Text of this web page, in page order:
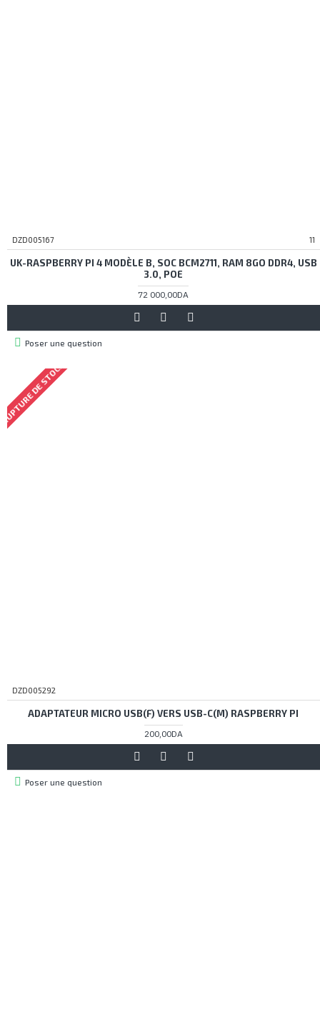
DZD005167 11
UK-RASPBERRY PI 4 MODÈLE B, SOC BCM2711, RAM 8GO DDR4, USB
3.0, POE
72 000,00DA
Poser une question
DE STOCK
DZD005292
ADAPTATEUR MICRO USB(F) VERS USB-C(M) RASPBERRY PI
200,00DA
Poser une question